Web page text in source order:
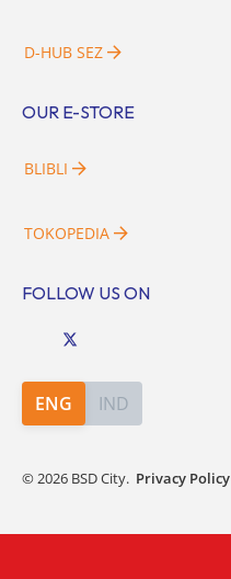
D-HUB SEZ
OUR E-STORE
BLIBLI
TOKOPEDIA
FOLLOW US ON
ENG IND
©2026 BSD City. Privacy Policy